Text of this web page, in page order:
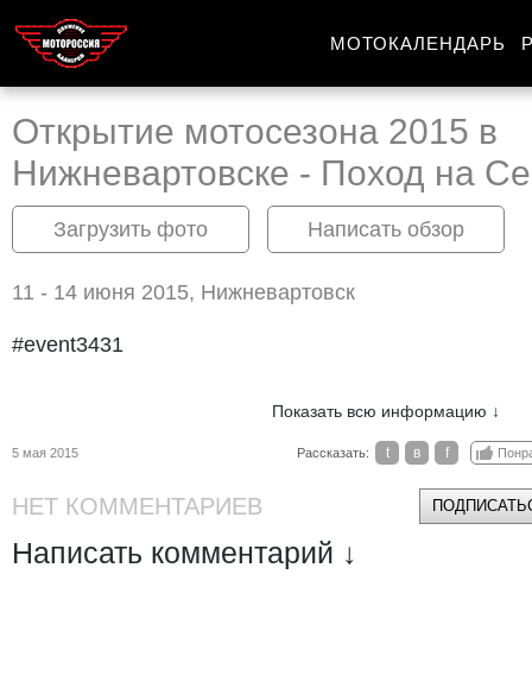
МОТОКАЛЕНДАРЬ
Открытие мотосезона 2015 в
Нижневартовске - Поход на
Загрузить фото Написать обзор
11 - 14 июня 2015, Нижневартовск
#event3431
Показать всю информацию ↓
5 мая 2015 Рассказать: t в f
НЕТ КОММЕНТАРИЕВ
Написать комментарий ↓